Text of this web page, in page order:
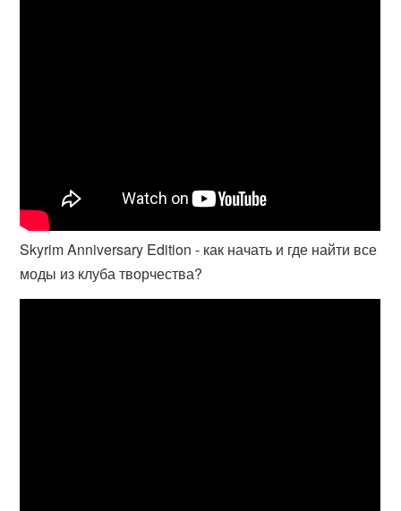
Skyrim Anniversary Edition - как начать и где найти все
моды из клуба творчества?